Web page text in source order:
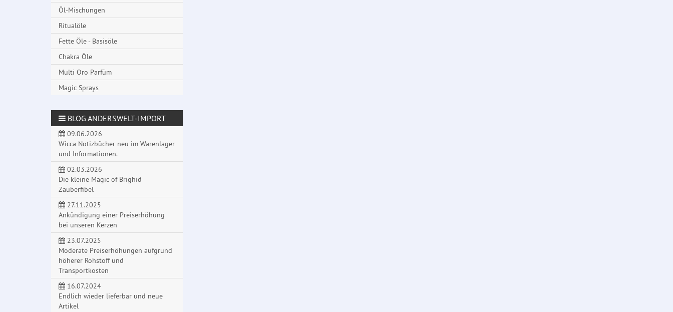
Öl-Mischungen
Ritualöle
Fette Öle - Basisöle
Chakra Öle
Multi Oro Parfüm
Magic Sprays
BLOG ANDERSWELT-IMPORT
09.06.2026
Wicca Notizbücher neu im Warenlager
und Informationen.
02.03.2026
Die kleine Magic of Brighid
Zauberfibel
27.11.2025
Ankündigung einer Preiserhöhung
bei unseren Kerzen
23.07.2025
Moderate Preiserhöhungen aufgrund
höherer Rohstoff und
Transportkosten
16.07.2024
Endlich wieder lieferbar und neue
Artikel